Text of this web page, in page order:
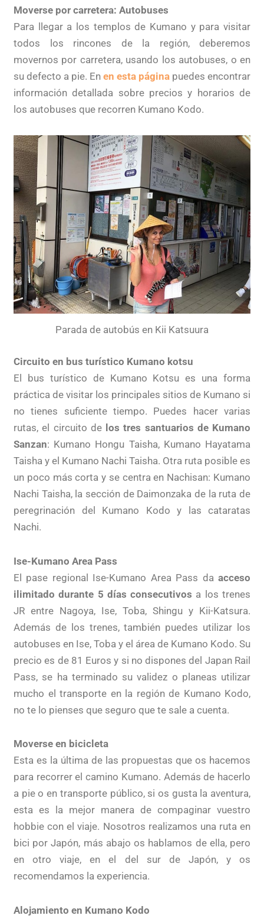
Moverse por carretera: Autobuses
Para llegar a los templos de Kumano y para visitar
todos los rincones de la región, deberemos
movernos por carretera, usando los autobuses, o en
su defecto a pie. En en esta página puedes encontrar
información detallada sobre precios y horarios de
los autobuses que recorren Kumano Kodo.
Parada de autobús en Kii Katsuura
Circuito en bus turístico Kumano kotsu
El bus turístico de Kumano Kotsu es una forma
práctica de visitar los principales sitios de Kumano si
no tienes suficiente tiempo. Puedes hacer varias
rutas, el circuito de los tres santuarios de Kumano
Sanzan: Kumano Hongu Taisha, Kumano Hayatama
Taisha y el Kumano Nachi Taisha. Otra ruta posible es
un poco más corta y se centra en Nachisan: Kumano
Nachi Taisha, la sección de Daimonzaka de la ruta de
peregrinación del Kumano Kodo y las cataratas
Nachi.
Ise-Kumano Area Pass
El pase regional Ise-Kumano Area Pass da acceso
ilimitado durante 5 días consecutivos a los trenes
JR entre Nagoya, Ise, Toba, Shingu y Kii-Katsura.
Además de los trenes, también puedes utilizar los
autobuses en Ise, Toba y el área de Kumano Kodo. Su
precio es de 81 Euros y si no dispones del Japan Rail
Pass, se ha terminado su validez o planeas utilizar
mucho el transporte en la región de Kumano Kodo,
no te lo pienses que seguro que te sale a cuenta.
Moverse en bicicleta
Esta es la última de las propuestas que os hacemos
para recorrer el camino Kumano. Además de hacerlo
a pie o en transporte público, si os gusta la aventura,
esta es la mejor manera de compaginar vuestro
hobbie con el viaje. Nosotros realizamos una ruta en
bici por Japón, más abajo os hablamos de ella, pero
en otro viaje, en el del sur de Japón, y os
recomendamos la experiencia.
Alojamiento en Kumano Kodo